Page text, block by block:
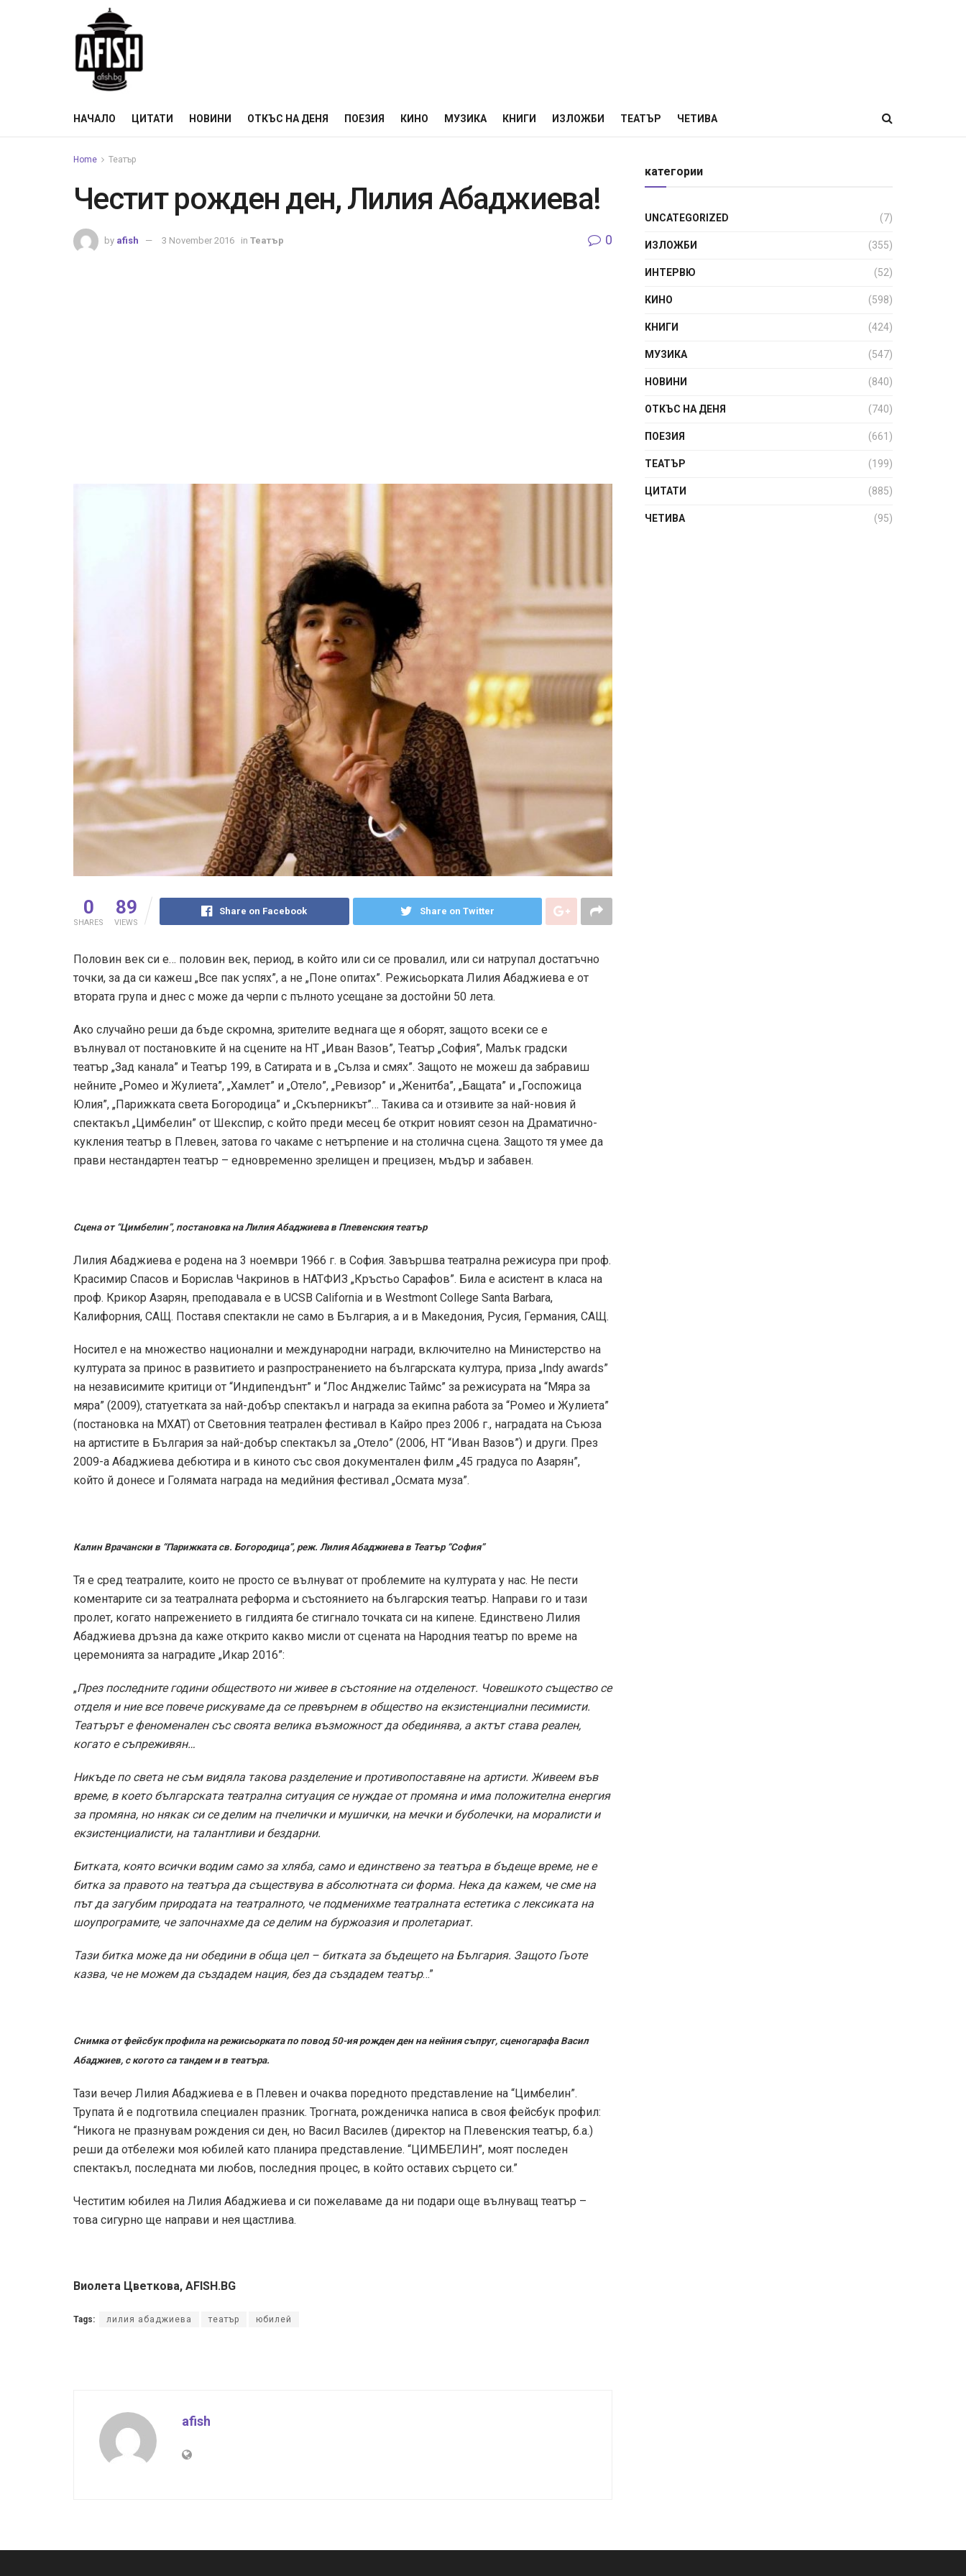
НАЧАЛО ЦИТАТИ НОВИНИ ОТКЪС НА ДЕНЯ ПОЕЗИЯ КИНО МУЗИКА КНИГИ ИЗЛОЖБИ ТЕАТЪР ЧЕТИВА
Home Театър
Честит рожден ден, Лилия Абаджиева!
by afish 3 November 2016 in Театър 0
0
SHARES
89
VIEWS
Share on Facebook Share on Twitter
Половин век си е… половин век, период, в който или си се провалил, или си натрупал достатъчно
точки, за да си кажеш „Все пак успях”, а не „Поне опитах”. Режисьорката Лилия Абаджиева е от
втората група и днес с може да черпи с пълното усещане за достойни 50 лета.
Ако случайно реши да бъде скромна, зрителите веднага ще я оборят, защото всеки се е
вълнувал от постановките й на сцените на НТ „Иван Вазов”, Театър „София”, Малък градски
театър „Зад канала” и Театър 199, в Сатирата и в „Сълза и смях”. Защото не можеш да забравиш
нейните „Ромео и Жулиета”, „Хамлет” и „Отело”, „Ревизор” и „Женитба”, „Бащата” и „Госпожица
Юлия”, „Парижката света Богородица” и „Скъперникът”… Такива са и отзивите за най-новия й
спектакъл „Цимбелин” от Шекспир, с който преди месец бе открит новият сезон на Драматично-
кукления театър в Плевен, затова го чакаме с нетърпение и на столична сцена. Защото тя умее да
прави нестандартен театър – едновременно зрелищен и прецизен, мъдър и забавен.
Сцена от “Цимбелин”, постановка на Лилия Абаджиева в Плевенския театър
Лилия Абаджиева е родена на 3 ноември 1966 г. в София. Завършва театрална режисура при проф.
Красимир Спасов и Борислав Чакринов в НАТФИЗ „Кръстьо Сарафов”. Била е асистент в класа на
проф. Крикор Азарян, преподавала е в UCSB California и в Westmont College Santa Barbara,
Калифорния, САЩ. Поставя спектакли не само в България, а и в Македония, Русия, Германия, САЩ.
Носител е на множество национални и международни награди, включително на Министерство на
културата за принос в развитието и разпространението на българската култура, приза „Indy awards”
на независимите критици от “Индипендънт” и “Лос Анджелис Таймс” за режисурата на “Мяра за
мяра” (2009), статуетката за най-добър спектакъл и награда за екипна работа за “Ромео и Жулиета”
(постановка на МХАТ) от Световния театрален фестивал в Кайро през 2006 г., наградата на Съюза
на артистите в България за най-добър спектакъл за „Отело” (2006, НТ “Иван Вазов”) и други. През
2009-а Абаджиева дебютира и в киното със своя документален филм „45 градуса по Азарян”,
който й донесе и Голямата награда на медийния фестивал „Осмата муза”.
Калин Врачански в “Парижката св. Богородица”, реж. Лилия Абаджиева в Театър “София”
Тя е сред театралите, които не просто се вълнуват от проблемите на културата у нас. Не пести
коментарите си за театралната реформа и състоянието на българския театър. Направи го и тази
пролет, когато напрежението в гилдията бе стигнало точката си на кипене. Единствено Лилия
Абаджиева дръзна да каже открито какво мисли от сцената на Народния театър по време на
церемонията за наградите „Икар 2016”:
„През последните години обществото ни живее в състояние на отделеност. Човешкото същество се
отделя и ние все повече рискуваме да се превърнем в общество на екзистенциални песимисти.
Театърът е феноменален със своята велика възможност да обединява, а актът става реален,
когато е съпреживян…
Никъде по света не съм видяла такова разделение и противопоставяне на артисти. Живеем във
време, в което българската театрална ситуация се нуждае от промяна и има положителна енергия
за промяна, но някак си се делим на пчелички и мушички, на мечки и буболечки, на моралисти и
екзистенциалисти, на талантливи и бездарни.
Битката, която всички водим само за хляба, само и единствено за театъра в бъдеще време, не е
битка за правото на театъра да съществува в абсолютната си форма. Нека да кажем, че сме на
път да загубим природата на театралното, че подменихме театралната естетика с лексиката на
шоупрограмите, че започнахме да се делим на буржоазия и пролетариат.
Тази битка може да ни обедини в обща цел – битката за бъдещето на България. Защото Гьоте
казва, че не можем да създадем нация, без да създадем театър…”
Снимка от фейсбук профила на режисьорката по повод 50-ия рожден ден на нейния съпруг, сценогарафа Васил
Абаджиев, с когото са тандем и в театъра.
Тази вечер Лилия Абаджиева е в Плевен и очаква поредното представление на “Цимбелин”.
Трупата й е подготвила специален празник. Трогната, рожденичка написа в своя фейсбук профил:
“Никога не празнувам рождения си ден, но Васил Василев (директор на Плевенския театър, б.а.)
реши да отбележи моя юбилей като планира представление. “ЦИМБЕЛИН”, моят последен
спектакъл, последната ми любов, последния процес, в който оставих сърцето си.”
Честитим юбилея на Лилия Абаджиева и си пожелаваме да ни подари още вълнуващ театър –
това сигурно ще направи и нея щастлива.
Виолета Цветкова, AFISH.BG
Tags: лилия абаджиева театър юбилей
afish
категории
UNCATEGORIZED (7)
ИЗЛОЖБИ (355)
ИНТЕРВЮ (52)
КИНО (598)
КНИГИ (424)
МУЗИКА (547)
НОВИНИ (840)
ОТКЪС НА ДЕНЯ (740)
ПОЕЗИЯ (661)
ТЕАТЪР (199)
ЦИТАТИ (885)
ЧЕТИВА (95)